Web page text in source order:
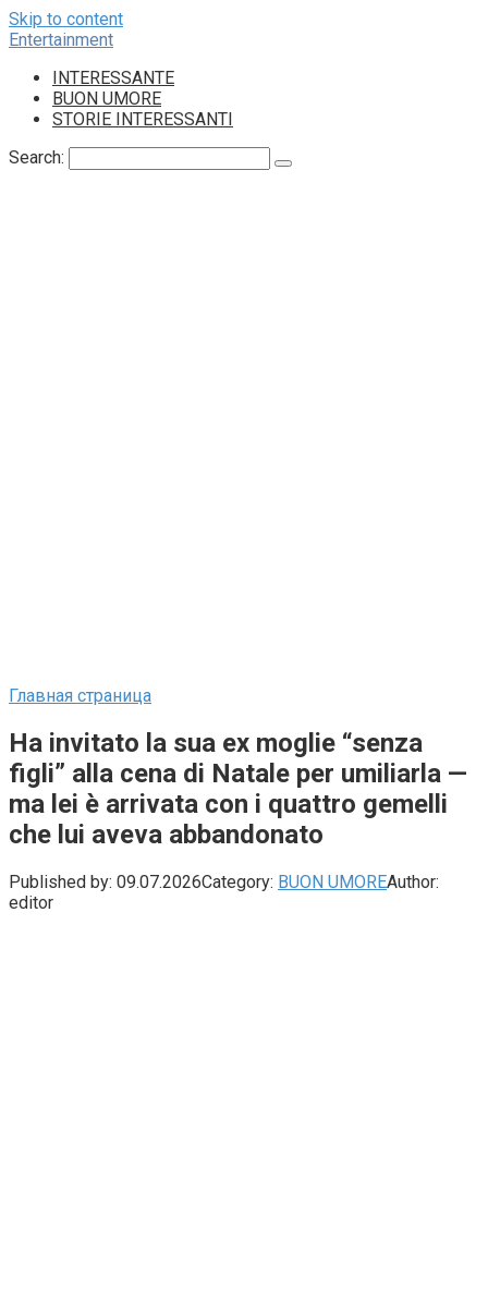
Skip to content
Entertainment
INTERESSANTE
BUON UMORE
STORIE INTERESSANTI
Search:
Главная страница
Ha invitato la sua ex moglie “senza
figli” alla cena di Natale per umiliarla —
ma lei è arrivata con i quattro gemelli
che lui aveva abbandonato
Published by: 09.07.2026Category: BUON UMOREAuthor:
editor